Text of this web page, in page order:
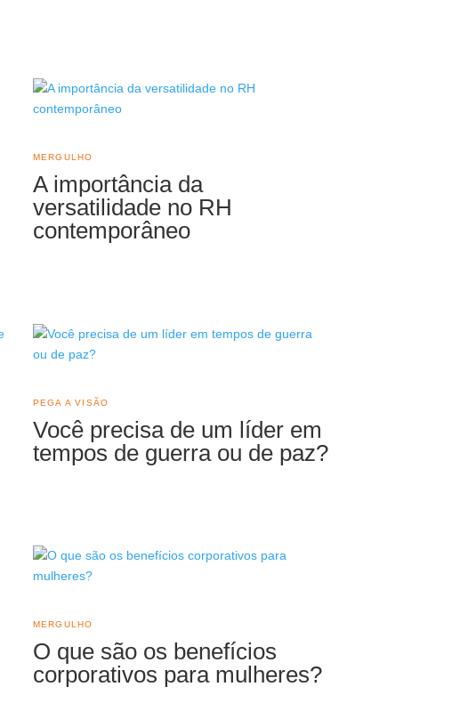
A importância da
versatilidade no RH
contemporâneo
MERGULHO
Você precisa de um líder em
tempos de guerra ou de paz?
PEGA A VISÃO
O que são os benefícios
corporativos para mulheres?
MERGULHO